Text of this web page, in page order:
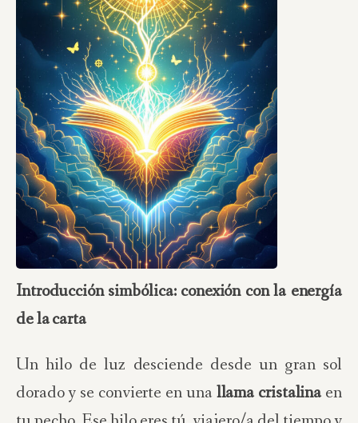
Introducción simbólica: conexión con la energía
de la carta
Un hilo de luz desciende desde un gran sol
dorado y se convierte en unallama cristalina en